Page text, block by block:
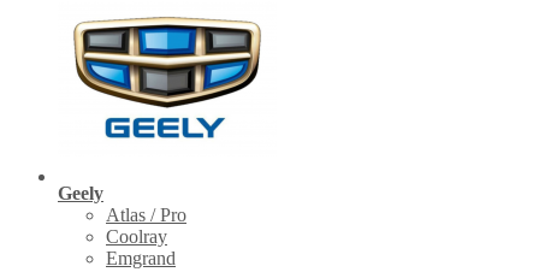
Geely
Atlas / Pro
Coolray
Emgrand